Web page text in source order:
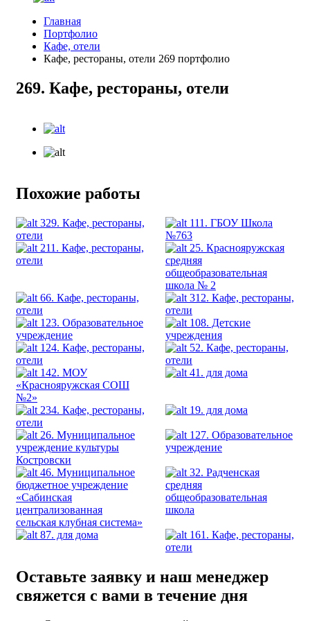
Главная
Портфолио
Кафе, отели
Кафе, рестораны, отели 269 портфолио
269. Кафе, рестораны, отели
Похожие работы
329. Кафе, рестораны,
отели
111. ГБОУ Школа
№763
211. Кафе, рестораны,
отели
25. Краснояружская
средняя
общеобразовательная
школа № 2
66. Кафе, рестораны,
отели
312. Кафе, рестораны,
отели
123. Образовательное
учреждение
108. Детские
учреждения
124. Кафе, рестораны,
отели
52. Кафе, рестораны,
отели
142. МОУ
«Краснояружская СОШ
№2»
41. для дома
234. Кафе, рестораны,
отели
19. для дома
26. Муниципальное
учреждение культуры
Костровски
127. Образовательное
учреждение
46. Муниципальное
бюджетное учреждение
«Сабинская
централизованная
сельская клубная система»
32. Радченская
средняя
общеобразовательная
школа
87. для дома
161. Кафе, рестораны,
отели
Оставьте заявку и наш менеджер
свяжется с вами в течение дня